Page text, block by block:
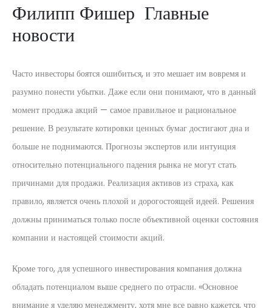
Филипп Фишер Главные
новости
Часто инвесторы боятся ошибиться, и это мешает им вовремя и
разумно понести убытки. Даже если они понимают, что в данный
момент продажа акций — самое правильное и рациональное
решение. В результате котировки ценных бумаг достигают дна и
больше не поднимаются. Прогнозы экспертов или интуиция
относительно потенциального падения рынка не могут стать
причинами для продажи. Реализация активов из страха, как
правило, является очень плохой и дорогостоящей идеей. Решения
должны приниматься только после объективной оценки состояния
компании и настоящей стоимости акций.
Кроме того, для успешного инвестирования компания должна
обладать потенциалом выше среднего по отрасли. «Основное
внимание я уделяю менеджменту, хотя мне все равно кажется, что